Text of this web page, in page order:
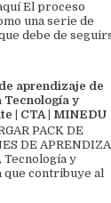
El proceso
una serie de
debe de
aprendizaje de
Tecnología y
| CTA | MINEDU
PACK DE
DE
Tecnología y
que contribuye al